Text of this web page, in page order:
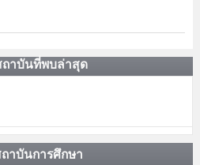
ถาบันที่พบล่าสุด
าบันการศึกษา